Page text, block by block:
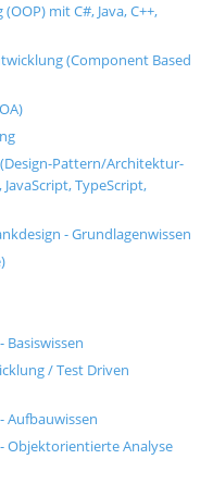
mit C#, Java, C++,
(Component Based
Pattern/Architektur-
JavaScript, TypeScript,
- Grundlagenwissen
Basiswissen
/ Test Driven
Aufbauwissen
Objektorientierte Analyse